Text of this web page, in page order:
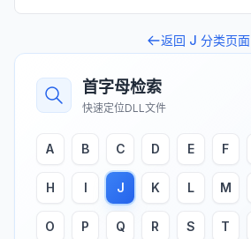
返回 J 分类页面
首字母检索
快速定位DLL文件
A B C D E F
H I J K L M
O P Q R S T